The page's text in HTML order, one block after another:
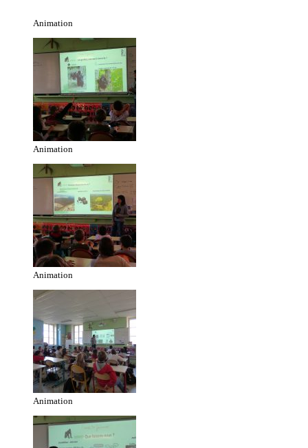
Animation
Animation
Animation
Animation